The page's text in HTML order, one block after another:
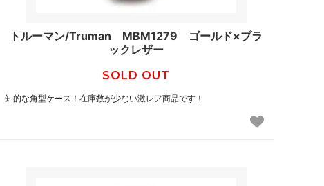
トルーマン/Truman MBM1279 ゴールド×ブラ
ックレザー
SOLD OUT
知的な角型ケース！在庫数が少ない激レア商品です！